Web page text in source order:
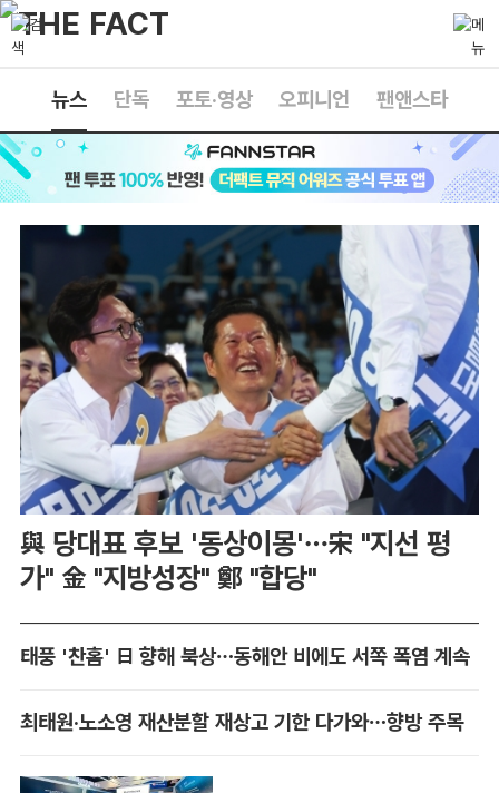
뉴스 단독 포토·영상 오피니언 팬앤스타
與 당대표 후보 '동상이몽'…宋 "지선 평
가" 金 "지방성장" 鄭 "합당"
태풍 '찬홈' 日 향해 북상…동해안 비에도 서쪽 폭염 계속
최태원·노소영 재산분할 재상고 기한 다가와…향방 주목